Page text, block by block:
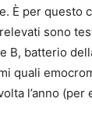
È per questo
sono
B, batterio
quali
l’anno